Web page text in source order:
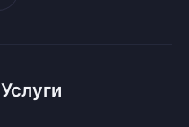
Услуги